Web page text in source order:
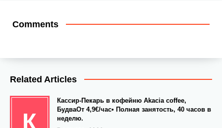
Comments
Related Articles
К
Кассир-Пекарь в кофейню Akacia coffee,
БудваОт 4,9€/час• Полная занятость, 40 часов в
неделю.